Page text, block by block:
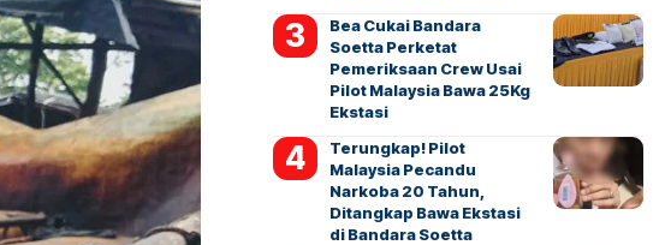
Bea Cukai Bandara
Soetta Perketat
Pemeriksaan Crew Usai
Pilot Malaysia Bawa 25Kg
Ekstasi
Terungkap! Pilot
Malaysia Pecandu
Narkoba 20 Tahun,
Ditangkap Bawa Ekstasi
di Bandara Soetta